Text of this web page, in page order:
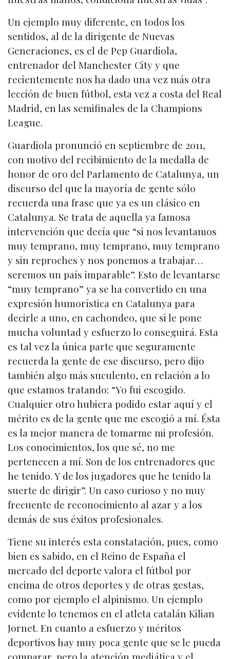
Un ejemplo muy diferente, en todos los
sentidos, al de la dirigente de Nuevas
Generaciones, es el de Pep Guardiola,
entrenador del Manchester City y que
recientemente nos ha dado una vez más otra
lección de buen fútbol, esta vez a costa del Real
Madrid, en las semifinales de la Champions
League.
Guardiola pronunció en septiembre de 2011,
con motivo del recibimiento de la medalla de
honor de oro del Parlamento de Catalunya, un
discurso del que la mayoría de gente sólo
recuerda una frase que ya es un clásico en
Catalunya. Se trata de aquella ya famosa
intervención que decía que “si nos levantamos
muy temprano, muy temprano, muy temprano
y sin reproches y nos ponemos a trabajar…
seremos un país imparable”. Esto de levantarse
“muy temprano” ya se ha convertido en una
expresión humorística en Catalunya para
decirle a uno, en cachondeo, que si le pone
mucha voluntad y esfuerzo lo conseguirá. Esta
es tal vez la única parte que seguramente
recuerda la gente de ese discurso, pero dijo
también algo más suculento, en relación a lo
que estamos tratando: “Yo fui escogido.
Cualquier otro hubiera podido estar aquí y el
mérito es de la gente que me escogió a mí. Ésta
es la mejor manera de tomarme mi profesión.
Los conocimientos, los que sé, no me
pertenecen a mí. Son de los entrenadores que
he tenido. Y de los jugadores que he tenido la
suerte de dirigir”. Un caso curioso y no muy
frecuente de reconocimiento al azar y a los
demás de sus éxitos profesionales.
Tiene su interés esta constatación, pues, como
bien es sabido, en el Reino de España el
mercado del deporte valora el fútbol por
encima de otros deportes y de otras gestas,
como por ejemplo el alpinismo. Un ejemplo
evidente lo tenemos en el atleta catalán Kilian
Jornet. En cuanto a esfuerzo y méritos
deportivos hay muy poca gente que se le pueda